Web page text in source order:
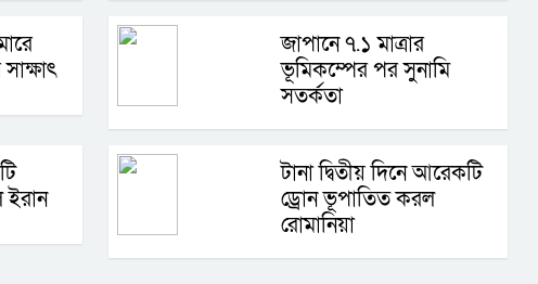
জাপানে ৭.১ মাত্রার
ভূমিকম্পের পর সুনামি
সতর্কতা
ইরান
টানা দ্বিতীয় দিনে আরেকটি
ড্রোন ভূপাতিত করল
রোমানিয়া